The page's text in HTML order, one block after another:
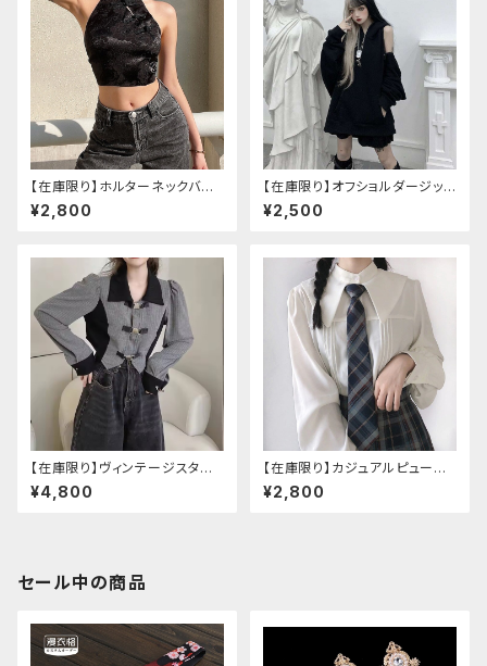
【在庫限り】ホルターネックバッ
クリボンチャイナシャツ
¥2,800
【在庫限り】オフショルダージップ
パーカー
¥2,500
【在庫限り】ヴィンテージスタイ
ルバックルベルトシャツ
¥4,800
【在庫限り】カジュアルピューリ
タンカラープレッピーブラウス
¥2,800
セール中の商品